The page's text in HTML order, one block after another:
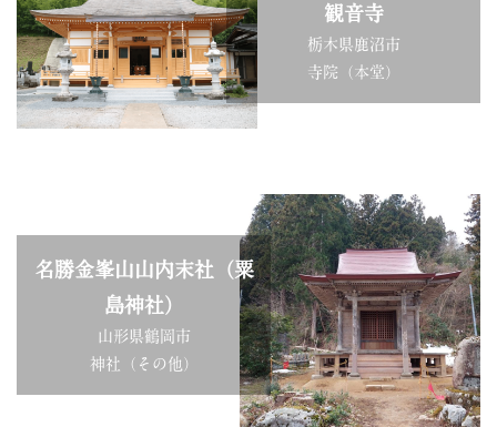
観音寺
栃木県鹿沼市
寺院（本堂）
名勝金峯山山内末社（粟
島神社）
山形県鶴岡市
神社（その他）